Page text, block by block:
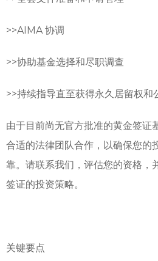
>>AIMA 协调
>>协助基金选择和尽职调查
>>持续指导直至获得永久居留权和
由于目前尚无官方批准的黄金签证
合适的法律团队合作，以确保您的
靠。请联系我们，评估您的资格，
签证的投资策略。
关键要点